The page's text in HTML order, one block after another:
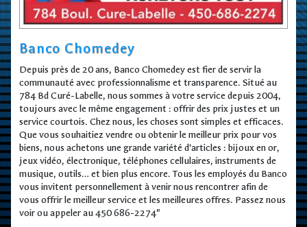
Banco Chomedey
Depuis près de 20 ans, Banco Chomedey est fier de servir la
communauté avec professionnalisme et transparence. Situé au
784 Bd Curé-Labelle, nous sommes à votre service depuis 2004,
toujours avec le même engagement : offrir des prix justes et un
service courtois. Chez nous, les choses sont simples et efficaces.
Que vous souhaitiez vendre ou obtenir le meilleur prix pour vos
biens, nous achetons une grande variété d’articles : bijoux en or,
jeux vidéo, électronique, téléphones cellulaires, instruments de
musique, outils… et bien plus encore. Tous les employés du Banco
vous invitent personnellement à venir nous rencontrer afin de
vous offrir le meilleur service et les meilleures offres. Passez nous
voir ou appeler au 450 686-2274"